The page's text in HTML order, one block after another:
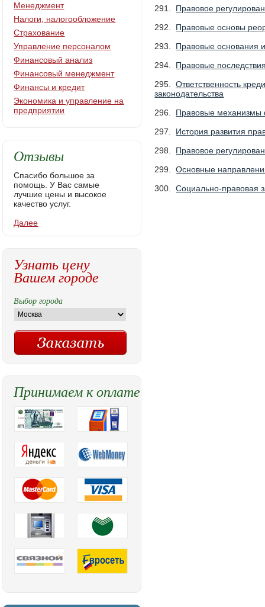
291. Правовое
292. Правовые основы
293. Правовые основания
294. Правовые
295.Ответственность
законодательства
296. Правовые механизмы
297. История развития
298. Правовое
299.Основные
300.Социально-правовая
Менеджмент
Налоги, налогообложение
Страхование
Управление персоналом
Финансовый анализ
Финансовый менеджмент
Финансы и кредит
Экономика и управление на
предприятии
Отзывы
Спасибо большое за
помощь. У Вас самые
лучшие цены и высокое
качество услуг.
Далее
Узнать цену
Вашем городе
Выбор города
Принимаем к оплате